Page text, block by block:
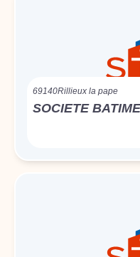
69140Rillieux la pape
SOCIETE